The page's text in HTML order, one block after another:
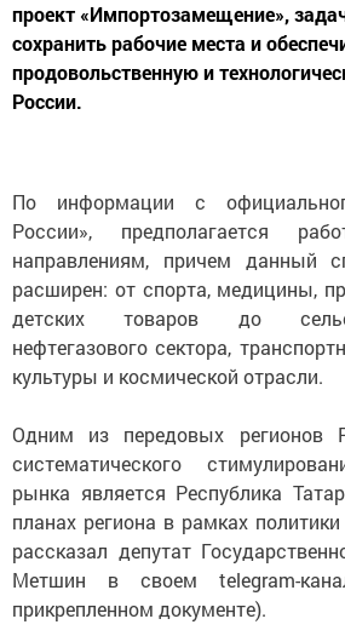
проект «Импортозамещение»,
сохранить рабочие места и
продовольственную и
России.
По информации с
России», предполагается
направлениям, причем данный
расширен: от спорта, медицины,
детских товаров до
нефтегазового сектора,
культуры и космической отрасли.
Одним из передовых регионов
систематического
рынка является Республика
планах региона в рамках
рассказал депутат
Метшин в своем telegram-
прикрепленном документе).